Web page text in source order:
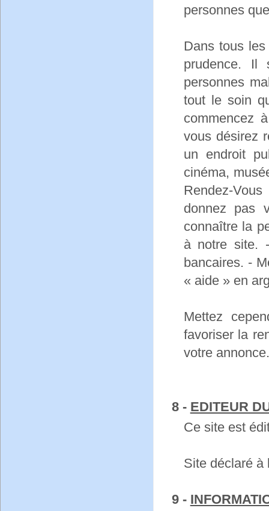
personnes
Dans tous
prudence. Il
personnes
tout le soin
commencez
vous désirez
un endroit
cinéma,
Rendez-
donnez pas
connaître la
à notre site.
bancaires. -
« aide » en
Mettez
favoriser la
votre annonce.
8 - EDITEUR
Ce site est
Site déclaré à
9 -